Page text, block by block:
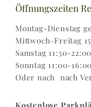
Versand &
Öffnungszeiten
Montag-Dienstag
Mittwoch-Freitag
Samstag 11:30-
Sonntag 11:00-
Oder nach nach